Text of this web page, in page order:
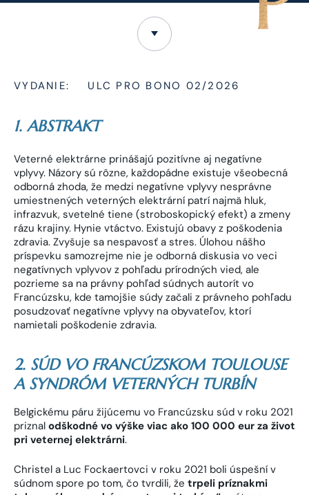
VYDANIE: ULC PRO BONO 02/2026
1. ABSTRAKT
Veterné elektrárne prinášajú pozitívne aj negatívne
vplyvy. Názory sú rôzne, každopádne existuje všeobecná
odborná zhoda, že medzi negatívne vplyvy nesprávne
umiestnených veterných elektrární patrí najmä hluk,
infrazvuk, svetelné tiene (stroboskopický efekt) a zmeny
rázu krajiny. Hynie vtáctvo. Existujú obavy z poškodenia
zdravia. Zvyšuje sa nespavosť a stres. Úlohou nášho
príspevku samozrejme nie je odborná diskusia vo veci
negatívnych vplyvov z pohľadu prírodných vied, ale
pozrieme sa na právny pohľad súdnych autorít vo
Francúzsku, kde tamojšie súdy začali z právneho pohľadu
posudzovať negatívne vplyvy na obyvateľov, ktorí
namietali poškodenie zdravia.
2. SÚD VO FRANCÚZSKOM TOULOUSE
A SYNDRÓM VETERNÝCH TURBÍN
Belgickému páru žijúcemu vo Francúzsku súd v roku 2021
priznal odškodné vo výške viac ako 100 000 eur za život
pri veternej elektrárni.
Christel a Luc Fockaertovci v roku 2021 boli úspešní v
súdnom spore po tom, čo tvrdili, že trpeli príznakmi